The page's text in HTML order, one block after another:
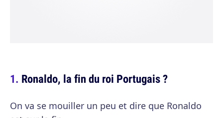
Ronaldo, la fin du roi Portugais ?
On va se mouiller un peu et dire que Ronaldo